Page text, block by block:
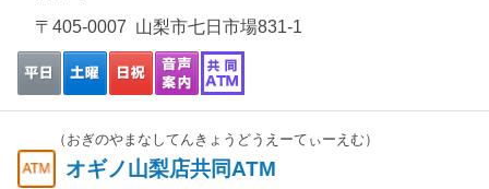
〒405-0007 山梨市七日市場831-1
（おぎのやまなしてんきょうどうえーてぃーえむ）
オギノ山梨店共同ATM